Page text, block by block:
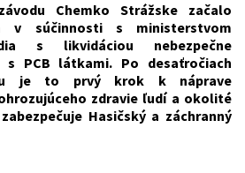
Chemko Strážske začalo
v súčinnosti s ministerstvom
s likvidáciou nebezpečne
s PCB látkami. Po desaťročiach
je to prvý krok k náprave
zdravie ľudí a okolité
Hasičský a záchranný